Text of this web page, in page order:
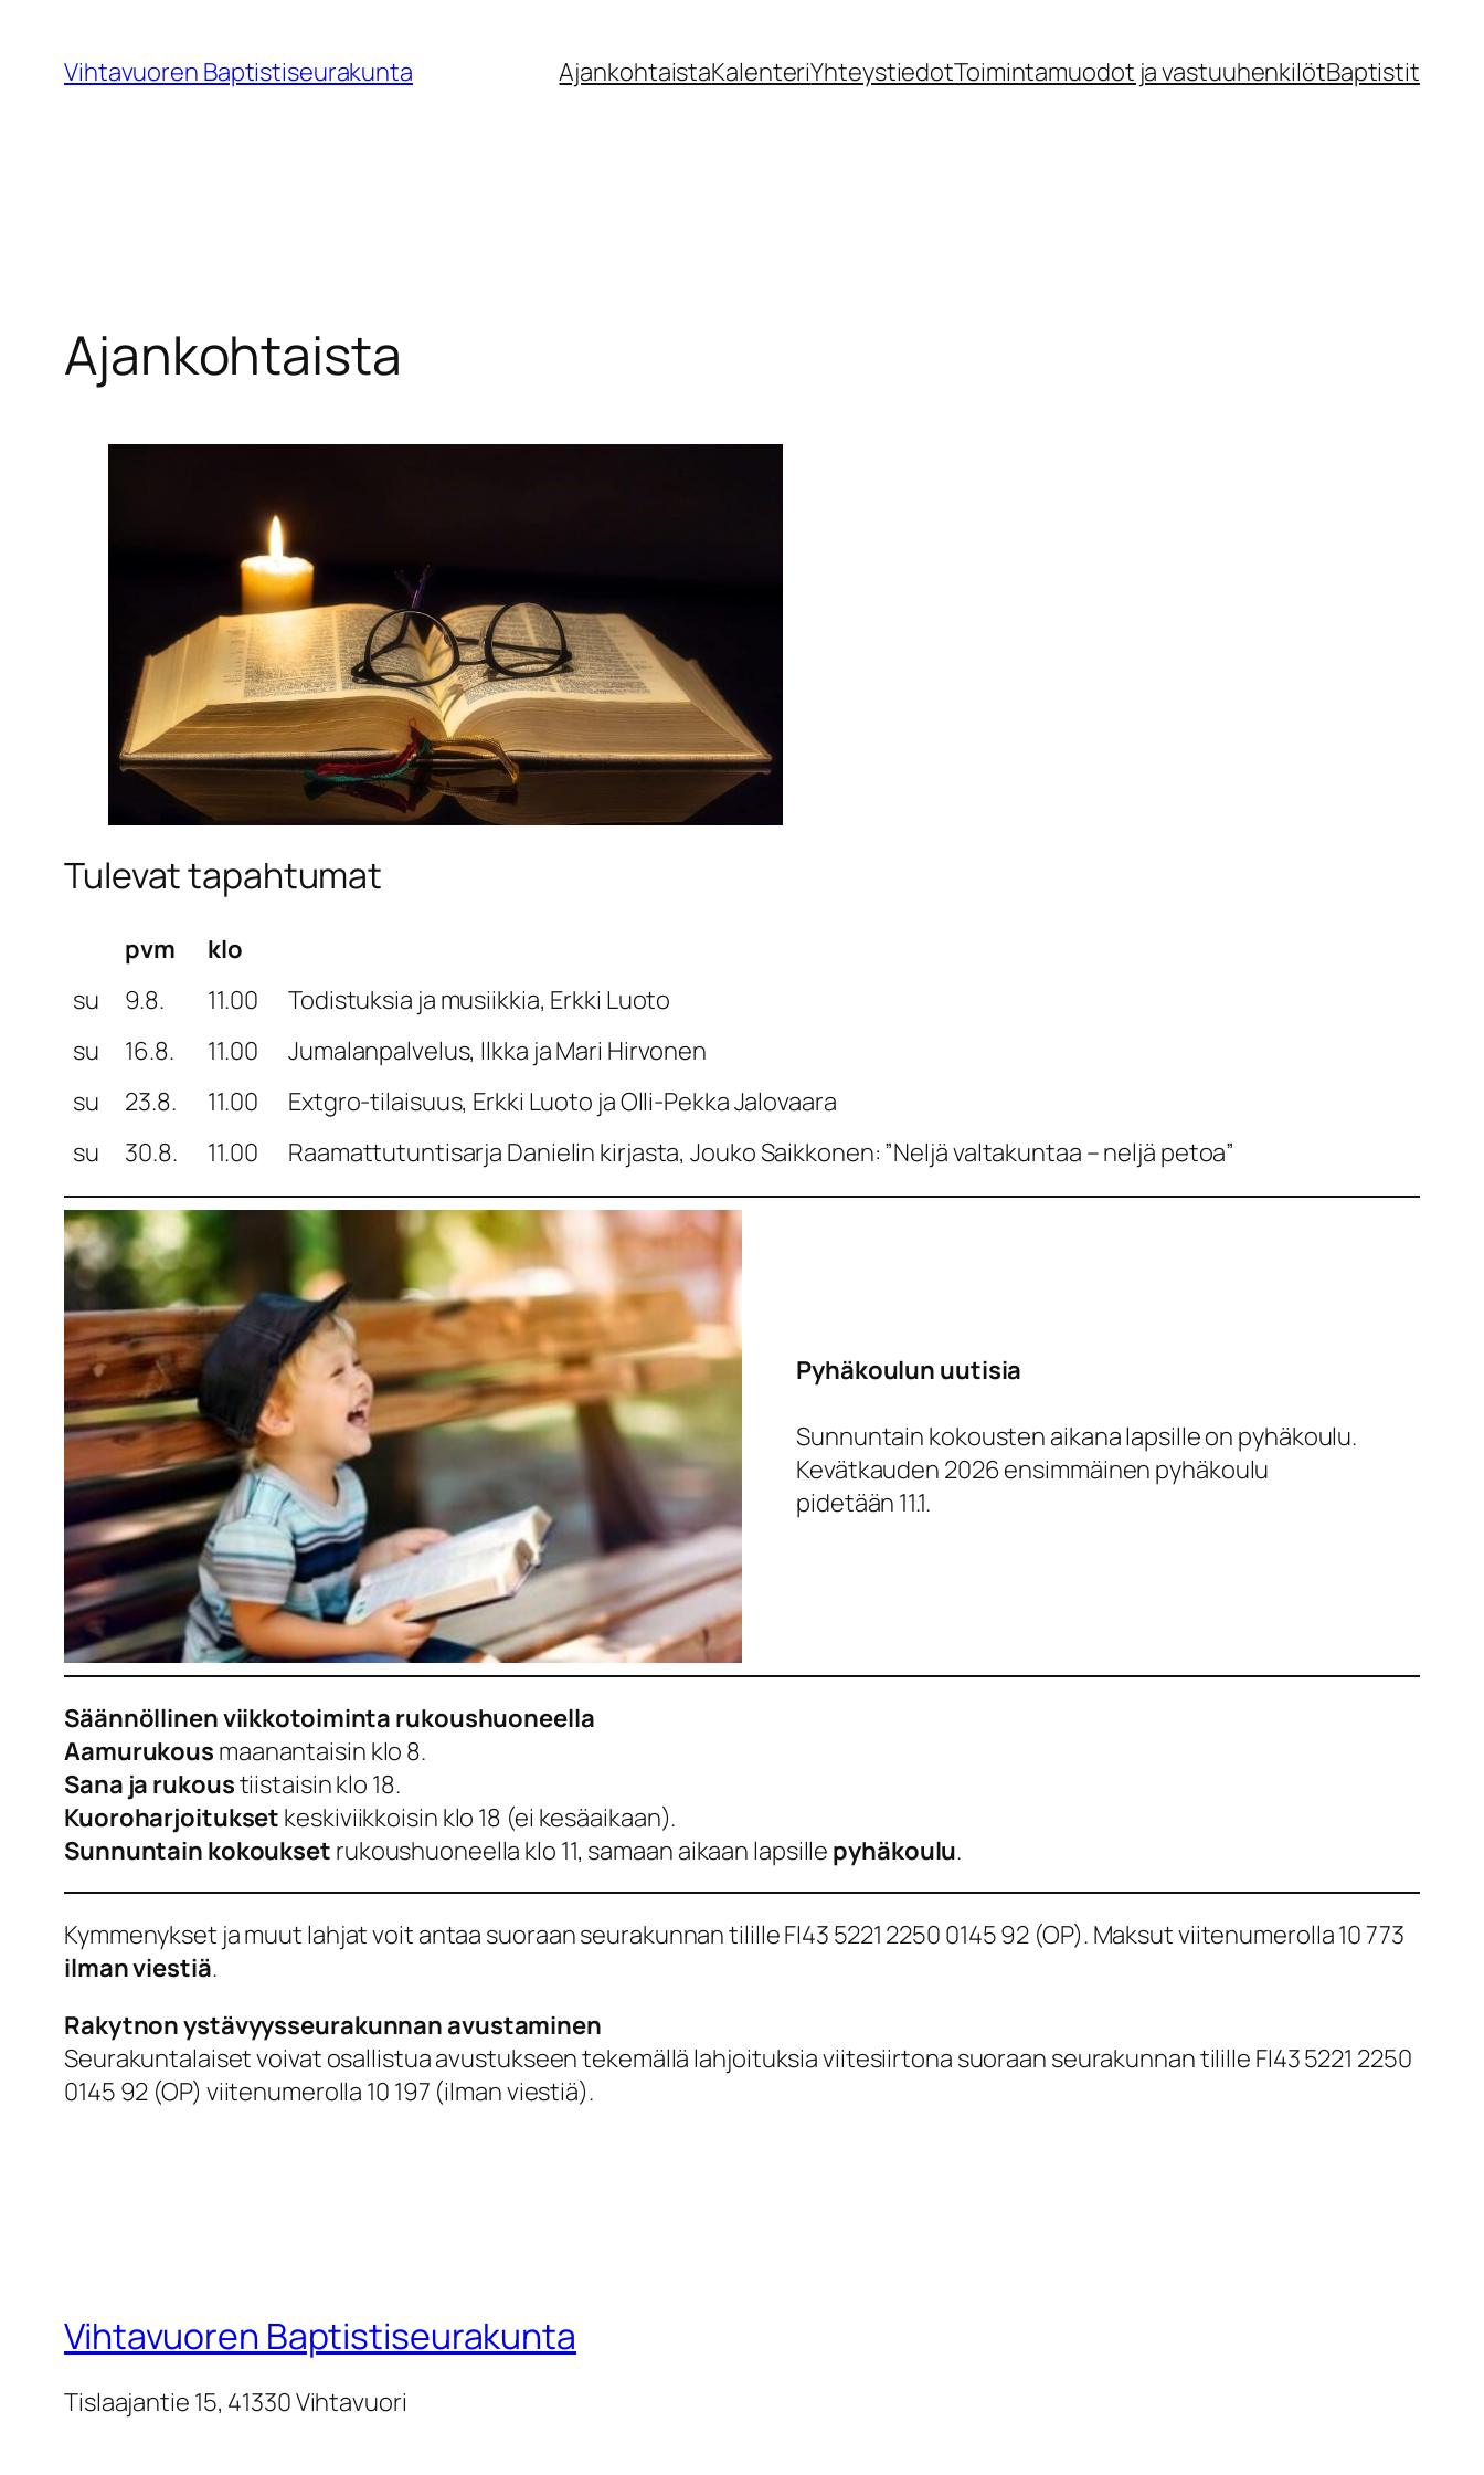
sisältöönVihtavuoren Baptistiseurakunta AjankohtaistaKalenteriYhteystiedotToimintamuodot ja vastuuhenkilötBaptistit
Ajankohtaista
Tulevat tapahtumat
pvm
klo
su
9.8. 11.00
Todistuksia ja musiikkia, Erkki Luoto
su
16.8. 11.00
Jumalanpalvelus, Ilkka ja Mari Hirvonen
su
23.8. 11.00
Extgro-tilaisuus, Erkki Luoto ja Olli-Pekka Jalovaara
su
30.8. 11.00 Raamattutuntisarja Danielin kirjasta, Jouko Saikkonen: ”Neljä valtakuntaa – neljä petoa”
Pyhäkoulun uutisia
Sunnuntain kokousten aikana lapsille on pyhäkoulu.
Kevätkauden 2026 ensimmäinen pyhäkoulu
pidetään 11.1.
Säännöllinen viikkotoiminta rukoushuoneella
Aamurukous maanantaisin klo 8.
Sana ja rukoustiistaisin klo 18.
Kuoroharjoitukset keskiviikkoisin klo 18 (ei kesäaikaan).
Sunnuntain kokoukset rukoushuoneella klo 11, samaan aikaan lapsille pyhäkoulu.
Kymmenykset ja muut lahjat voit antaa suoraan seurakunnan tilille FI43 5221 2250 0145 92 (OP). Maksut viitenumerolla 10 773
ilman viestiä.
Rakytnon ystävyysseurakunnan avustaminen
Seurakuntalaiset voivat osallistua avustukseen tekemällä lahjoituksia viitesiirtona suoraan seurakunnan tilille FI43 5221 2250
0145 92 (OP) viitenumerolla 10 197 (ilman viestiä).
Vihtavuoren Baptistiseurakunta
Tislaajantie 15, 41330 Vihtavuori